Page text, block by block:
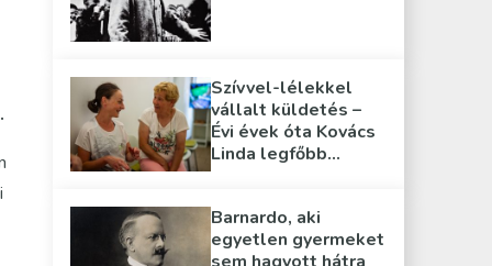
Szívvel-lélekkel
vállalt küldetés –
Évi évek óta Kovács
Linda legfőbb
Barnardo, aki
egyetlen gyermeket
sem hagyott hátra